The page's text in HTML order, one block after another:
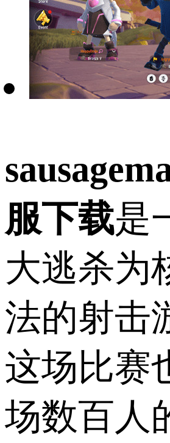
服下载是
大逃杀为
法的射击
这场比赛
场数百人